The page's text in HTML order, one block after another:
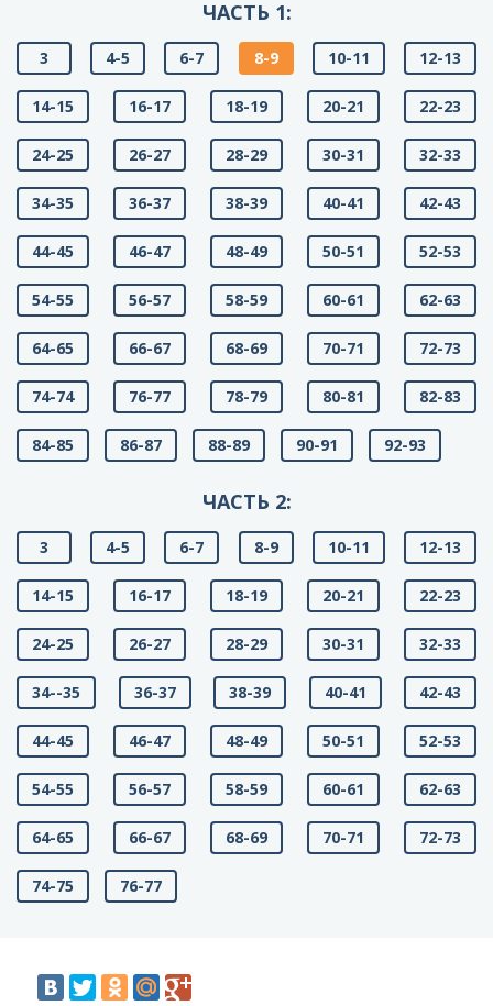
ЧАСТЬ 1:
3 4-5 6-7 8-9 10-11 12-13
14-15 16-17 18-19 20-21 22-23
24-25 26-27 28-29 30-31 32-33
34-35 36-37 38-39 40-41 42-43
44-45 46-47 48-49 50-51 52-53
54-55 56-57 58-59 60-61 62-63
64-65 66-67 68-69 70-71 72-73
74-74 76-77 78-79 80-81 82-83
84-85 86-87 88-89 90-91 92-93
ЧАСТЬ 2:
3 4-5 6-7 8-9 10-11 12-13
14-15 16-17 18-19 20-21 22-23
24-25 26-27 28-29 30-31 32-33
34--35 36-37 38-39 40-41 42-43
44-45 46-47 48-49 50-51 52-53
54-55 56-57 58-59 60-61 62-63
64-65 66-67 68-69 70-71 72-73
74-75 76-77